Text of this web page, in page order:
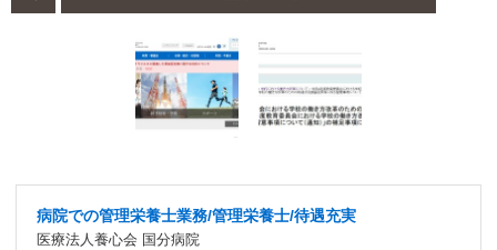
病院での管理栄養士業務/管理栄養士/待遇充実
医療法人養心会 国分病院